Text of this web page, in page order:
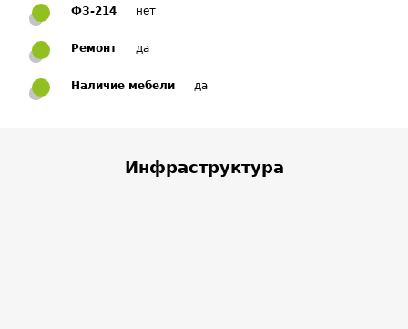
ФЗ-214 нет
Ремонт да
Наличие мебели да
Инфраструктура